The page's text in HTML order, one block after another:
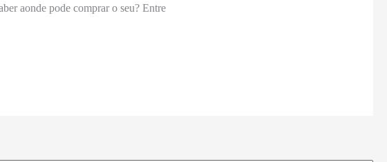
aonde pode comprar o seu? Entre